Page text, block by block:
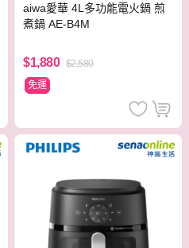
aiwa愛華 4L多功能電火鍋 煎
煮鍋 AE-B4M
$1,880 $2,580
免運